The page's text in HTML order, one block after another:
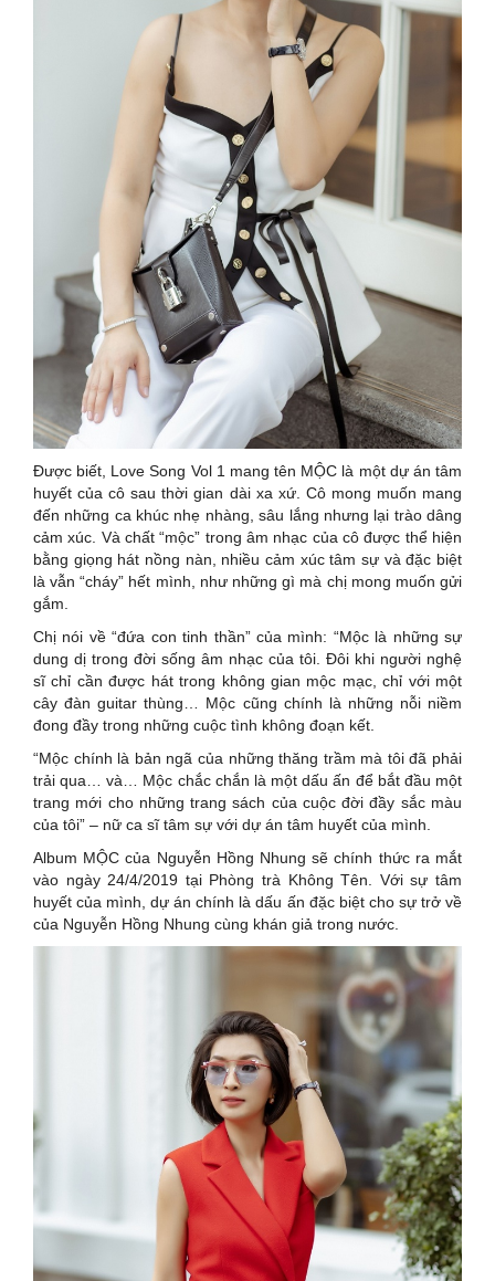
Được biết, Love Song Vol 1 mang tên MỘC là một dự án tâm
huyết của cô sau thời gian dài xa xứ. Cô mong muốn mang
đến những ca khúc nhẹ nhàng, sâu lắng nhưng lại trào dâng
cảm xúc. Và chất “mộc” trong âm nhạc của cô được thể hiện
bằng giọng hát nồng nàn, nhiều cảm xúc tâm sự và đặc biệt
là vẫn “cháy” hết mình, như những gì mà chị mong muốn gửi
gắm.
Chị nói về “đứa con tinh thần” của mình: “Mộc là những sự
dung dị trong đời sống âm nhạc của tôi. Đôi khi người nghệ
sĩ chỉ cần được hát trong không gian mộc mạc, chỉ với một
cây đàn guitar thùng… Mộc cũng chính là những nỗi niềm
đong đầy trong những cuộc tình không đoạn kết.
“Mộc chính là bản ngã của những thăng trầm mà tôi đã phải
trải qua… và… Mộc chắc chắn là một dấu ấn để bắt đầu một
trang mới cho những trang sách của cuộc đời đầy sắc màu
của tôi” – nữ ca sĩ tâm sự với dự án tâm huyết của mình.
Album MỘC của Nguyễn Hồng Nhung sẽ chính thức ra mắt
vào ngày 24/4/2019 tại Phòng trà Không Tên. Với sự tâm
huyết của mình, dự án chính là dấu ấn đặc biệt cho sự trở về
của Nguyễn Hồng Nhung cùng khán giả trong nước.